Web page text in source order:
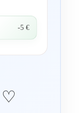
-5 €
♡